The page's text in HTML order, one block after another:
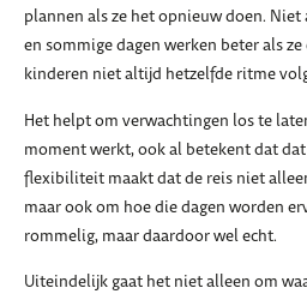
plannen als ze het opnieuw doen.
en sommige dagen werken beter als
kinderen niet altijd hetzelfde ritme
Het helpt om verwachtingen los te
moment werkt, ook al betekent dat
flexibiliteit maakt dat de reis niet
maar ook om hoe die dagen worden
rommelig, maar daardoor wel echt.
Uiteindelijk gaat het niet alleen om